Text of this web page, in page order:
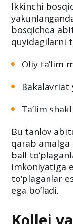
Ikkinchi
bosqichda
quyidagilarni
Oliy ta’lim
Bakalavriat
Ta’lim
Bu tanlov
qarab
ball
imkoniyatiga
to‘plaganlar
ega bo‘ladi.
Kollej